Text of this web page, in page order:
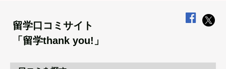
留学口コミサイト
「留学thank you!」